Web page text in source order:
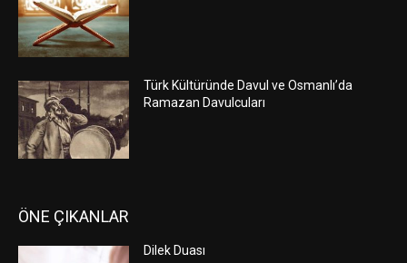
Türk Kültüründe Davul ve Osmanlı’da
Ramazan Davulcuları
ÖNE ÇIKANLAR
Dilek Duası